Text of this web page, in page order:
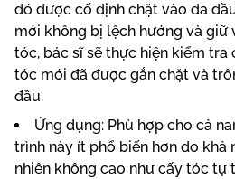
đó được cố định chặt vào da
mới không bị lệch hướng và giữ
tóc, bác sĩ sẽ thực hiện kiểm tra
tóc mới đã được gắn chặt và
đầu.
Ứng dụng: Phù hợp cho cả
trình này ít phổ biến hơn do khả
nhiên không cao như cấy tóc tự